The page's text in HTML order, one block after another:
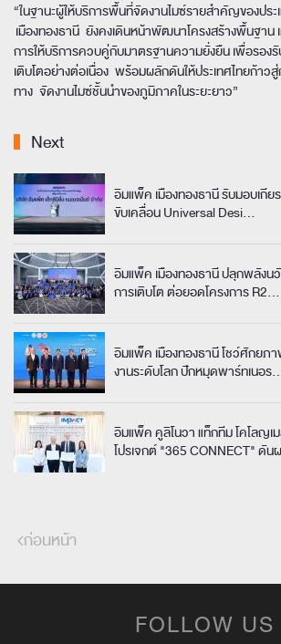
“ในฐานะผู้ให้บริการพื้นที่จัดงานไมซ์รายสำคัญของปร
เมืองทองธานี ยังคงเดินหน้าพัฒนาโครงสร้างพื้นฐาน
การให้บริการควบคู่กับมาตรฐานความยั่งยืน เพื่อรอง
เติบโตอย่างต่อเนื่อง พร้อมผลักดันให้ประเทศไทยก้าว
ทาง จัดงานไมซ์ชั้นนำของภูมิภาคในระยะยาว”
Next
อิมแพ็ค เมืองทองธานี รับมอบเกี
ขับเคลื่อน Universal Desi…
อิมแพ็ค เมืองทองธานี ปลุกพลังน
การเติบโตต่อยอดโครงการ R2…
อิมแพ็ค เมืองทองธานี โชว์ศักยภ
งานระดับโลก ปักหมุดพาร์ทเนอร
อิมแพ็ค คูลิโนวา แท็กทีม โคโลญเ
โปรเจกต์ "365 CONNECT"ดัน
ก่อนหน้า
FOLLOW US